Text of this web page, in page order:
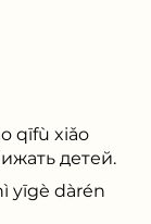
qīfù xiǎo
детей.
yīgè dàrén